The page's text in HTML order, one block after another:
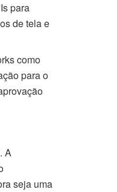
para
de tela e
como
para o
A
seja uma